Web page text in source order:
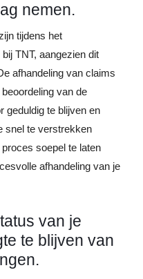
nemen.
tijdens het
TNT, aangezien dit
afhandeling van claims
van de
geduldig te blijven en
snel te verstrekken
soepel te laten
afhandeling van je
van je
te blijven van